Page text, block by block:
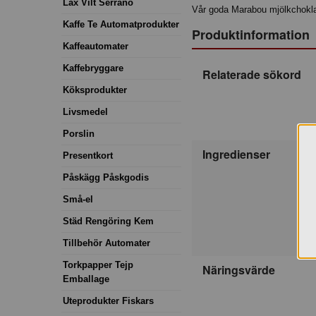
Lax Vilt Serrano
Kaffe Te Automatprodukter
Kaffeautomater
Kaffebryggare
Köksprodukter
Livsmedel
Porslin
Presentkort
Påskägg Påskgodis
Små-el
Städ Rengöring Kem
Tillbehör Automater
Torkpapper Tejp
Emballage
Uteprodukter Fiskars
Vår goda Marabou
Produktinformation
Relaterade sökord
Ingredienser
Näringsvärde